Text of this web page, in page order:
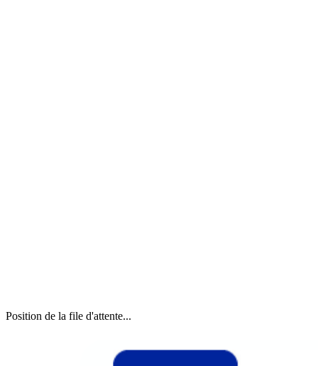
Position de la file d'attente...